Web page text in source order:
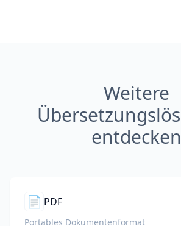
Weitere
entdecken
📄 PDF
Portables Dokumentenformat